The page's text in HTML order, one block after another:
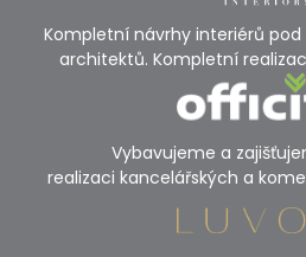
Kompletní návrhy interiérů
architektů. Kompletní
Vybavujeme a
realizaci kancelářských a